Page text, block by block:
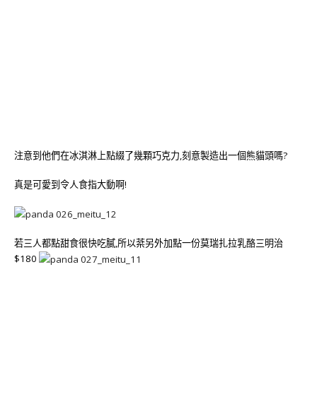
注意到他們在冰淇淋上點綴了幾顆巧克力,刻意製造出一個熊貓頭嗎?
真是可愛到令人食指大動啊!
若三人都點甜食很快吃膩,所以棻另外加點一份莫瑞扎拉乳酪三明治
$180